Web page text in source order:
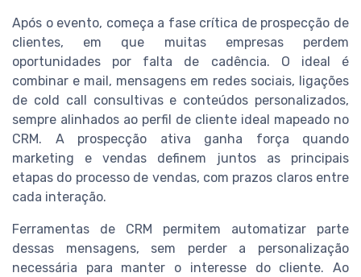
Após o evento, começa a fase crítica de prospecção de
clientes, em que muitas empresas perdem
oportunidades por falta de cadência. O ideal é
combinar e mail, mensagens em redes sociais, ligações
de cold call consultivas e conteúdos personalizados,
sempre alinhados ao perfil de cliente ideal mapeado no
CRM. A prospecção ativa ganha força quando
marketing e vendas definem juntos as principais
etapas do processo de vendas, com prazos claros entre
cada interação.
Ferramentas de CRM permitem automatizar parte
dessas mensagens, sem perder a personalização
necessária para manter o interesse do cliente. Ao